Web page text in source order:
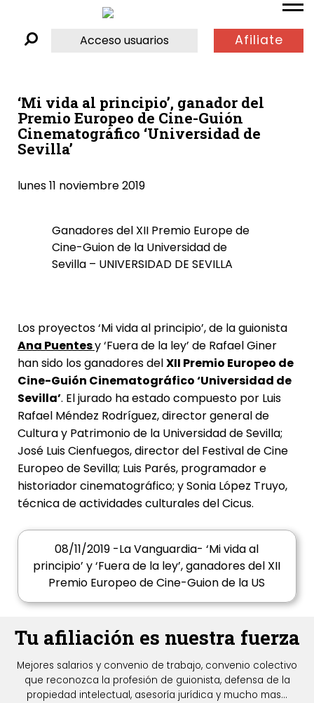
Acceso usuarios Afiliate
‘Mi vida al principio’, ganador del
Premio Europeo de Cine-Guión
Cinematográfico ‘Universidad de
Sevilla’
lunes 11 noviembre 2019
Ganadores del XII Premio Europe de
Cine-Guion de la Universidad de
Sevilla – UNIVERSIDAD DE SEVILLA
Los proyectos ‘Mi vida al principio’, de la guionista
Ana Puentesy ‘Fuera de la ley’ de Rafael Giner
han sido los ganadores delXII Premio Europeo de
Cine-Guión Cinematográfico ‘Universidad de
Sevilla’. El jurado ha estado compuesto por Luis
Rafael Méndez Rodríguez, director general de
Cultura y Patrimonio de la Universidad de Sevilla;
José Luis Cienfuegos, director del Festival de Cine
Europeo de Sevilla; Luis Parés, programador e
historiador cinematográfico; y Sonia López Truyo,
técnica de actividades culturales del Cicus.
08/11/2019 -La Vanguardia- ‘Mi vida al
principio’ y ‘Fuera de la ley’, ganadores del XII
Premio Europeo de Cine-Guion de la US
Tu afiliación es nuestra fuerza
Mejores salarios y convenio de trabajo, convenio colectivo
que reconozca la profesión de guionista, defensa de la
propiedad intelectual, asesoría jurídica y mucho mas...